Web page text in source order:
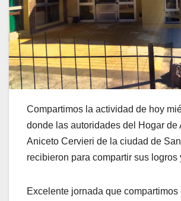
Compartimos la actividad de hoy
donde las autoridades del Hogar de
Aniceto Cervieri de la ciudad de
recibieron para compartir sus logros
Excelente jornada que compartimos